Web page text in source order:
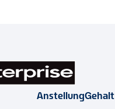
AnstellungGehalt